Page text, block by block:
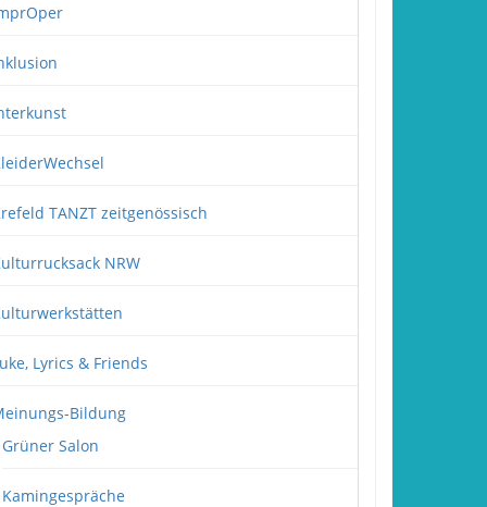
TANZT zeitgenössisch
NRW
Lyrics & Friends
Bildung
Grüner Salon
Kamingespräche